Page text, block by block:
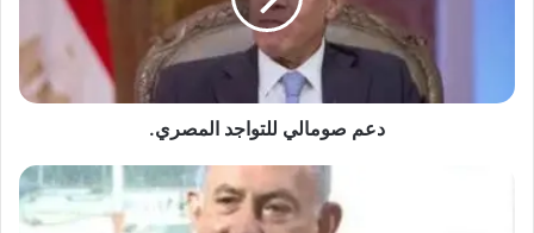
دعم صومالي للتواجد المصري.